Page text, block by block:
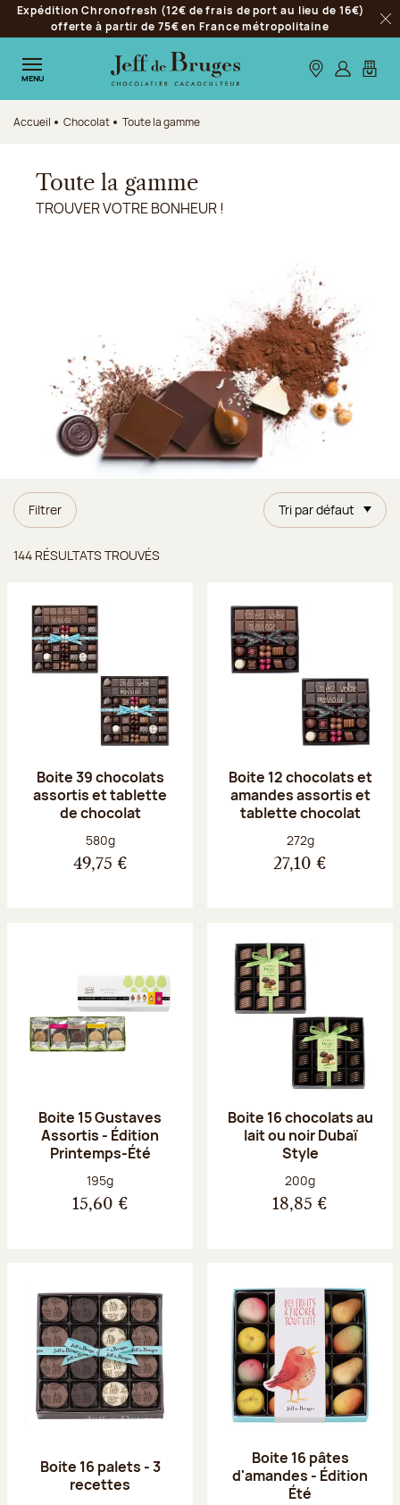
Aller à la navigation
Aller au contenu principal
Aller au pied de page
Expédition Chronofresh (12€ de frais de port au lieu de 16€)
offerte à partir de 75€ en France métropolitaine
MENU Nos boutiques
S’identifier
Mon
Accueil Chocolat Toute la gamme
Toute la gamme
TROUVER VOTRE BONHEUR !
Filtrer Tri par défaut
144 RÉSULTATS TROUVÉS
Boite 39 chocolats
assortis et tablette
de chocolat
Poids net :
580g
49,75 €
Boite 12 chocolats et
amandes assortis et
tablette chocolat
Poids net :
272g
27,10 €
Boite 15 Gustaves
Assortis - Édition
Printemps-Été
Poids net :
195g
15,60 €
Boite 16 chocolats au
lait ou noir Dubaï
Style
Poids net :
200g
18,85 €
Boite 16 palets - 3
recettes
Boite 16 pâtes
d'amandes - Édition
Été